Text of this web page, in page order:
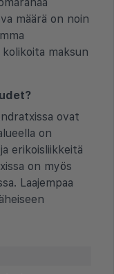
määrä on noin
maksun
ovat
on
erikoisliikkeitä
on myös
Laajempaa